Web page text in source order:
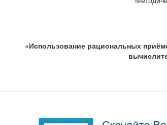
«Использование рациональных
Костиковой Ольги Алексеевны